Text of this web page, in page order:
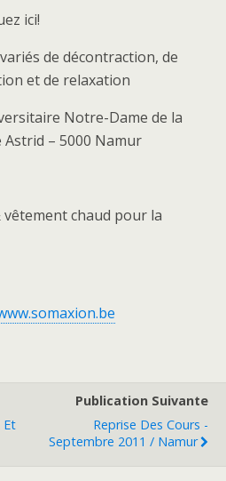
ici!
de décontraction, de
et de relaxation
Notre-Dame de la
Astrid – 5000 Namur
chaud pour la
Et
Publication Suivante
Reprise Des Cours -
Septembre 2011 / Namur